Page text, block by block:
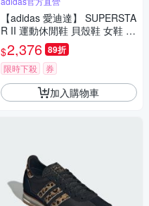
【adidas 愛迪達】 SUPERSTA
R II 運動休閒鞋 貝殼鞋 女鞋 -
Originals JS4013
$2,376 89折
限時下殺 券
加入購物車